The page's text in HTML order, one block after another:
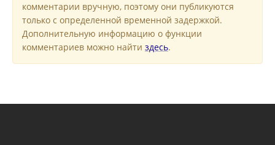
комментарии вручную, поэтому они публикуются
только с определенной временной задержкой.
Дополнительную информацию о функции
комментариев можно найти здесь.